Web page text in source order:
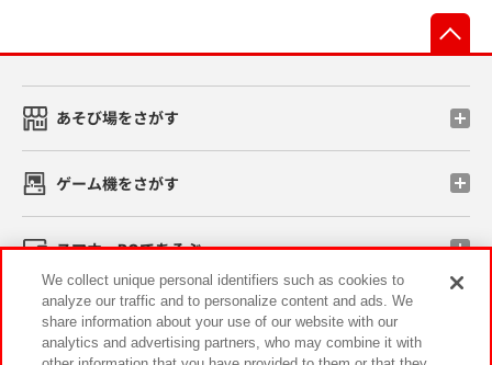
あそび場をさがす
ゲーム機をさがす
スマホ・PCであそぶ
イベント・キャンペーン
We collect unique personal identifiers such as cookies to
analyze our traffic and to personalize content and ads. We
share information about your use of our website with our
analytics and advertising partners, who may combine it with